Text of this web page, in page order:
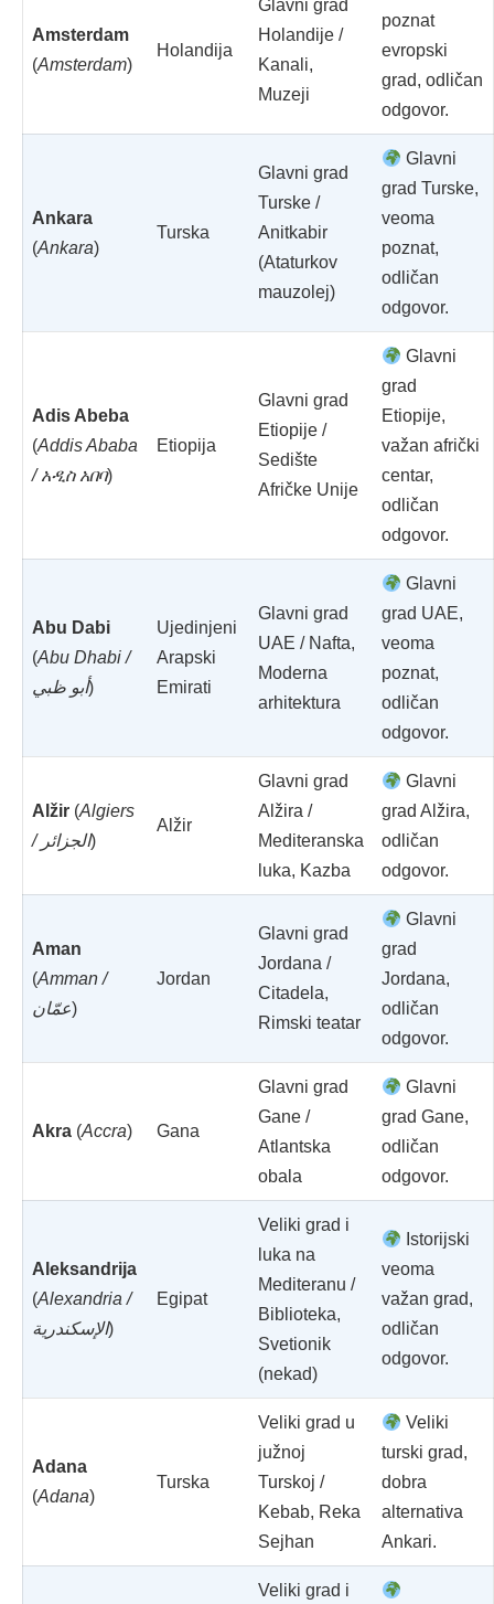
Amsterdam
(Amsterdam)
Holandija
Glavni grad
Holandije /
Kanali,
Muzeji
poznat
evropski
grad, odličan
odgovor.
Ankara
(Ankara)
Turska
Glavni grad
Turske /
Anitkabir
(Ataturkov
mauzolej)
Glavni
grad Turske,
veoma
poznat,
odličan
odgovor.
Adis Abeba
(Addis Ababa
/ አዲስ አበባ)
Etiopija
Glavni grad
Etiopije /
Sedište
Afričke Unije
Glavni
grad
Etiopije,
važan afrički
centar,
odličan
odgovor.
Abu Dabi
(Abu Dhabi /
أبو ظبي)
Ujedinjeni
Arapski
Emirati
Glavni grad
UAE / Nafta,
Moderna
arhitektura
Glavni
grad UAE,
veoma
poznat,
odličan
odgovor.
Alžir (Algiers
/ الجزائر)
Alžir
Glavni grad
Alžira /
Mediteranska
luka, Kazba
Glavni
grad Alžira,
odličan
odgovor.
Aman
(Amman /
عمّان)
Jordan
Glavni grad
Jordana /
Citadela,
Rimski teatar
Glavni
grad
Jordana,
odličan
odgovor.
Akra (Accra) Gana
Glavni grad
Gane /
Atlantska
obala
Glavni
grad Gane,
odličan
odgovor.
Aleksandrija
(Alexandria /
الإسكندرية)
Egipat
Veliki grad i
luka na
Mediteranu /
Biblioteka,
Svetionik
(nekad)
Istorijski
veoma
važan grad,
odličan
odgovor.
Adana
(Adana)
Turska
Veliki grad u
južnoj
Turskoj /
Kebab, Reka
Sejhan
Veliki
turski grad,
dobra
alternativa
Ankari.
Veliki grad i